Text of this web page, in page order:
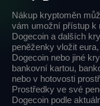
Nákup kryptoměn
vám umožní přístup k
Dogecoin a dalších
peněženky vložit
Dogecoin nebo jiné
bankovní kartou,
nebo v hotovosti
Prostředky ve své
Dogecoin podle